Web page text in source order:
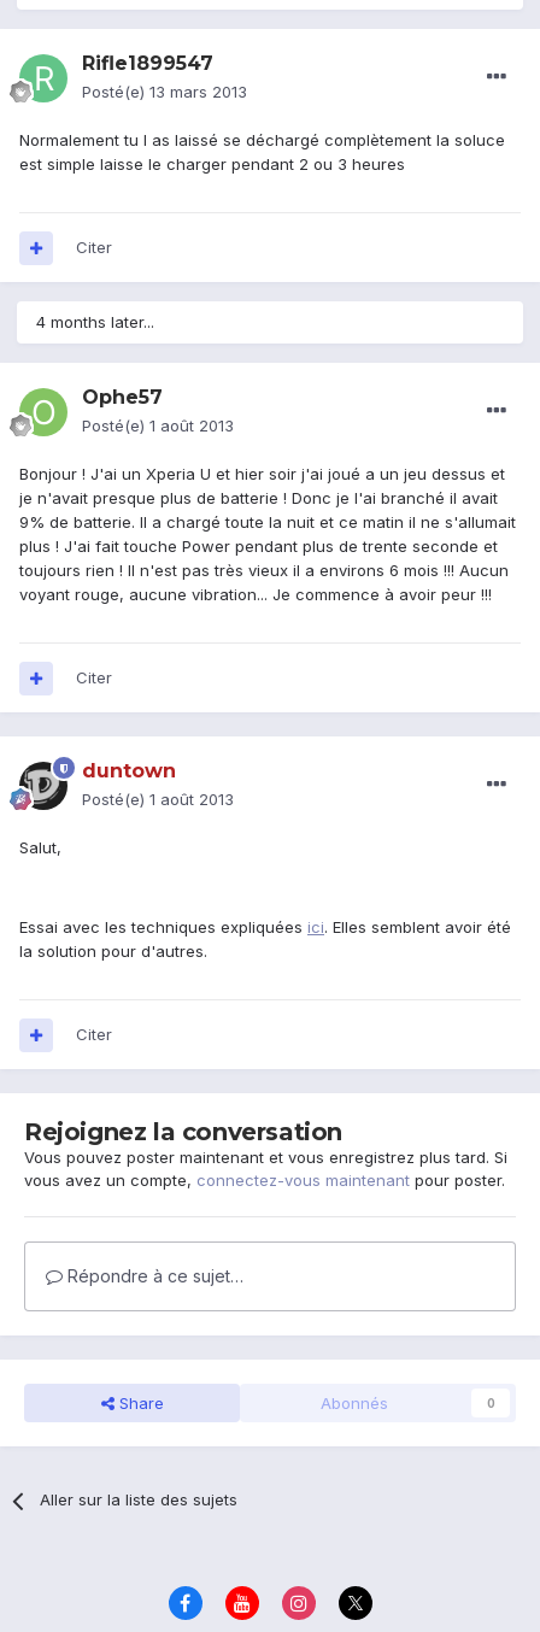
Rifle1899547
Posté(e) 13 mars 2013
Normalement tu l as laissé se déchargé complètement la soluce
est simple laisse le charger pendant 2 ou 3 heures
Citer
4 months later...
Ophe57
Posté(e) 1 août 2013
Bonjour ! J'ai un Xperia U et hier soir j'ai joué a un jeu dessus et
je n'avait presque plus de batterie ! Donc je l'ai branché il avait
9% de batterie. Il a chargé toute la nuit et ce matin il ne s'allumait
plus ! J'ai fait touche Power pendant plus de trente seconde et
toujours rien ! Il n'est pas très vieux il a environs 6 mois !!! Aucun
voyant rouge, aucune vibration... Je commence à avoir peur !!!
Citer
duntown
Posté(e) 1 août 2013
Salut,
Essai avec les techniques expliquées ici. Elles semblent avoir été
la solution pour d'autres.
Citer
Rejoignez la conversation
Vous pouvez poster maintenant et vous enregistrez plus tard. Si
vous avez un compte, connectez-vous maintenant pour poster.
Répondre à ce sujet…
Share Abonnés 0
Aller sur la liste des sujets